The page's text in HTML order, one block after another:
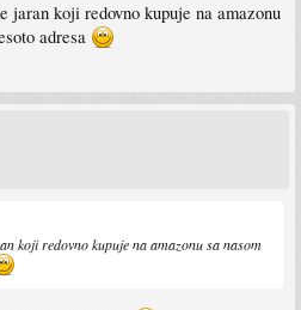
jaran koji redovno kupuje na amazonu
adresa
koji redovno kupuje na amazonu sa nasom